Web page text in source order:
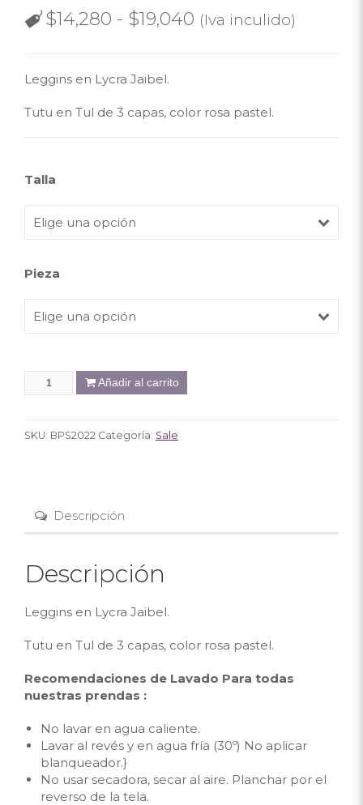
$14,280 - $19,040 (Iva inculido)
Leggins en Lycra Jaibel.
Tutu en Tul de 3 capas, color rosa pastel.
Talla
Elige una opción
Pieza
Elige una opción
Añadir al carrito
SKU: BPS2022 Categoría: Sale
Descripción
Descripción
Leggins en Lycra Jaibel.
Tutu en Tul de 3 capas, color rosa pastel.
Recomendaciones de Lavado Para todas
nuestras prendas :
No lavar en agua caliente.
Lavar al revés y en agua fría (30º) No aplicar
blanqueador.}
No usar secadora, secar al aire. Planchar por el
reverso de la tela.